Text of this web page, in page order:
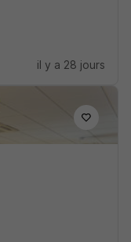
il y a 28 jours